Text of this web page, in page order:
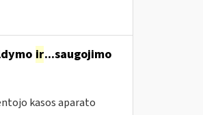
ir...saugojimo
kasos aparato